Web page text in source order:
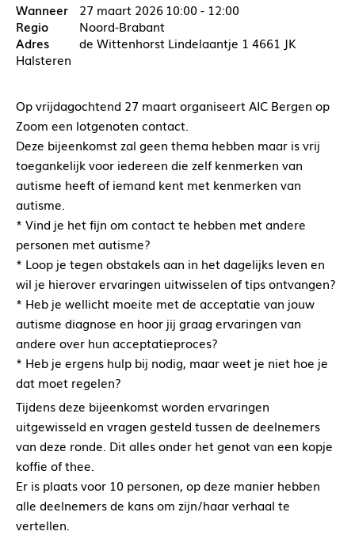
27 maart 2026 10:00 - 12:00
Noord-Brabant
de Wittenhorst Lindelaantje 1 4661 JK
Halsteren
Op vrijdagochtend 27 maart organiseert AIC Bergen op
Zoom een lotgenoten contact.
Deze bijeenkomst zal geen thema hebben maar is vrij
toegankelijk voor iedereen die zelf kenmerken van
autisme heeft of iemand kent met kenmerken van
autisme.
* Vind je het fijn om contact te hebben met andere
personen met autisme?
* Loop je tegen obstakels aan in het dagelijks leven en
wil je hierover ervaringen uitwisselen of tips ontvangen?
* Heb je wellicht moeite met de acceptatie van jouw
autisme diagnose en hoor jij graag ervaringen van
andere over hun acceptatieproces?
* Heb je ergens hulp bij nodig, maar weet je niet hoe je
dat moet regelen?
Tijdens deze bijeenkomst worden ervaringen
uitgewisseld en vragen gesteld tussen de deelnemers
van deze ronde. Dit alles onder het genot van een kopje
koffie of thee.
Er is plaats voor 10 personen, op deze manier hebben
alle deelnemers de kans om zijn/haar verhaal te
vertellen.